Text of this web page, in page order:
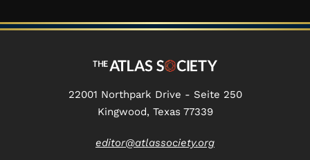
22001 Northpark Drive - Seite 250
Kingwood, Texas 77339
editor@atlassociety.org